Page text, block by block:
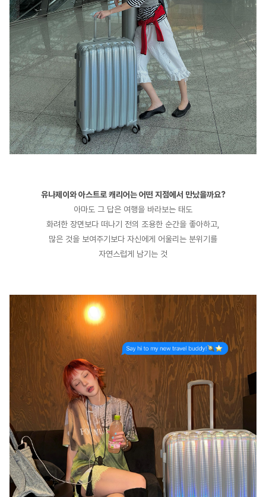
유나제이와 아스트로 캐리어는 어떤 지점에서 만났을까요?
아마도 그 답은 여행을 바라보는 태도
화려한 장면보다 떠나기 전의 조용한 순간을 좋아하고,
많은 것을 보여주기보다 자신에게 어울리는 분위기를
자연스럽게 남기는 것